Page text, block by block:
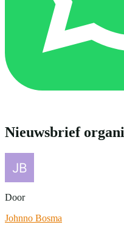
Nieuwsbrief
Door
Johnno Bosma